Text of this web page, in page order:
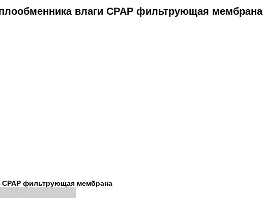
влаги CPAP фильтрующая мембрана
CPAP фильтрующая мембрана